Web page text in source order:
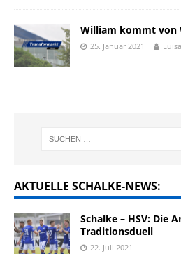
William kommt von
25. Januar 2021
AKTUELLE SCHALKE-NEWS:
Schalke – HSV: Die
Traditionsduell
22. Juli 2021